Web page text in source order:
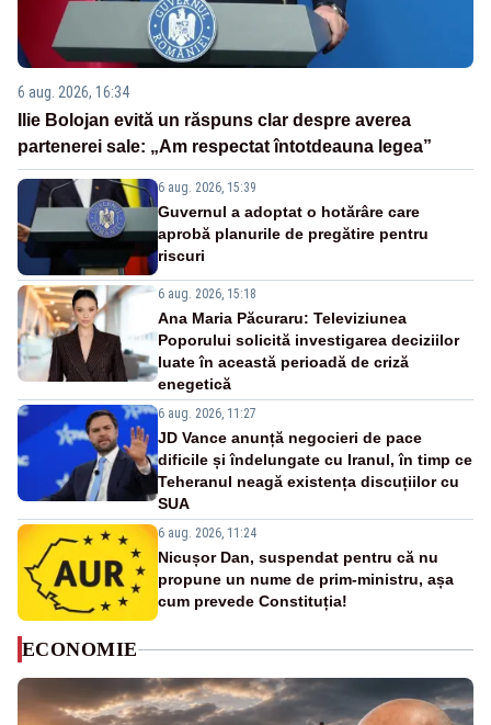
6 aug. 2026, 16:34
Ilie Bolojan evită un răspuns clar despre averea
partenerei sale: „Am respectat întotdeauna legea”
6 aug. 2026, 15:39
Guvernul a adoptat o hotărâre care
aprobă planurile de pregătire pentru
riscuri
6 aug. 2026, 15:18
Ana Maria Păcuraru: Televiziunea
Poporului solicită investigarea deciziilor
luate în această perioadă de criză
enegetică
6 aug. 2026, 11:27
JD Vance anunță negocieri de pace
dificile și îndelungate cu Iranul, în timp ce
Teheranul neagă existența discuțiilor cu
SUA
6 aug. 2026, 11:24
Nicușor Dan, suspendat pentru că nu
propune un nume de prim-ministru, așa
cum prevede Constituția!
ECONOMIE